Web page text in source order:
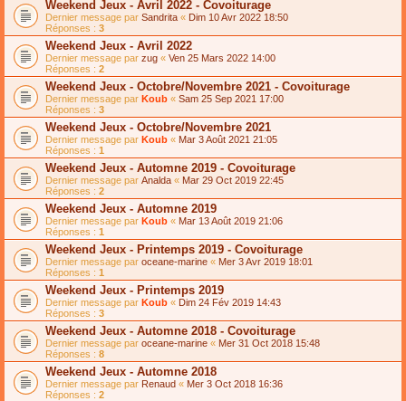
Weekend Jeux - Avril 2022 - Covoiturage
Dernier message par Sandrita « Dim 10 Avr 2022 18:50
Réponses : 3
Weekend Jeux - Avril 2022
Dernier message par zug « Ven 25 Mars 2022 14:00
Réponses : 2
Weekend Jeux - Octobre/Novembre 2021 - Covoiturage
Dernier message par Koub « Sam 25 Sep 2021 17:00
Réponses : 3
Weekend Jeux - Octobre/Novembre 2021
Dernier message par Koub « Mar 3 Août 2021 21:05
Réponses : 1
Weekend Jeux - Automne 2019 - Covoiturage
Dernier message par Analda « Mar 29 Oct 2019 22:45
Réponses : 2
Weekend Jeux - Automne 2019
Dernier message par Koub « Mar 13 Août 2019 21:06
Réponses : 1
Weekend Jeux - Printemps 2019 - Covoiturage
Dernier message par oceane-marine « Mer 3 Avr 2019 18:01
Réponses : 1
Weekend Jeux - Printemps 2019
Dernier message par Koub « Dim 24 Fév 2019 14:43
Réponses : 3
Weekend Jeux - Automne 2018 - Covoiturage
Dernier message par oceane-marine « Mer 31 Oct 2018 15:48
Réponses : 8
Weekend Jeux - Automne 2018
Dernier message par Renaud « Mer 3 Oct 2018 16:36
Réponses : 2